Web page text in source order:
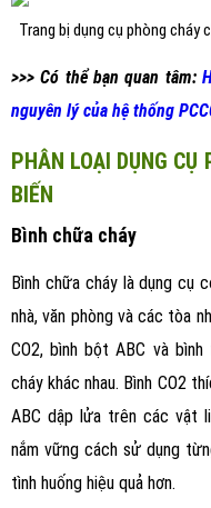
Trang bị dụng cụ phòng cháy
>>> Có thể bạn quan tâm:
nguyên lý của hệ thống
PHÂN LOẠI DỤNG CỤ
BIẾN
Bình chữa cháy
Bình chữa cháy là dụng cụ
nhà, văn phòng và các tòa
CO2, bình bột ABC và
cháy khác nhau. Bình CO2
ABC dập lửa trên các vật
nắm vững cách sử dụng
tình huống hiệu quả hơn.